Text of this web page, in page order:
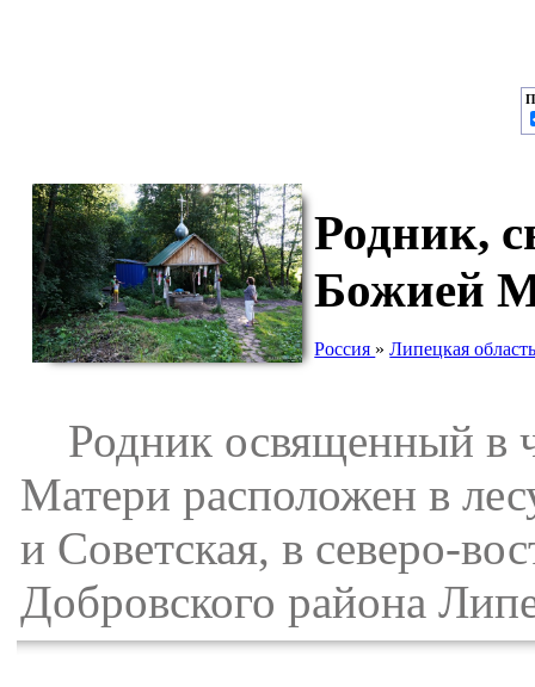
Родник,
Божией
Россия »Липецкая
Родник освященный в
Матери расположен в
и Советская, в северо-
Добровского района